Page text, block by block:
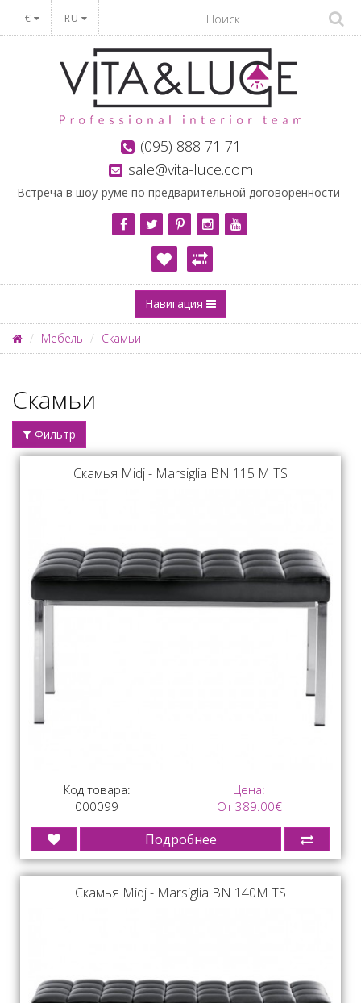
€ RU
(095) 888 71 71
sale@vita-luce.com
Встреча в шоу-руме по предварительной договорённости
Навигация
Мебель Скамьи
Скамьи
Фильтр
Скамья Midj - Marsiglia BN 115 M TS
Код товара:
000099
Цена:
От 389.00€
Подробнее
Скамья Midj - Marsiglia BN 140M TS